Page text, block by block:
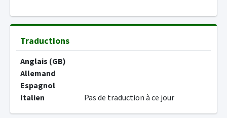
Traductions
Anglais (GB)
Allemand
Espagnol
Italien
Pas de traduction à ce jour